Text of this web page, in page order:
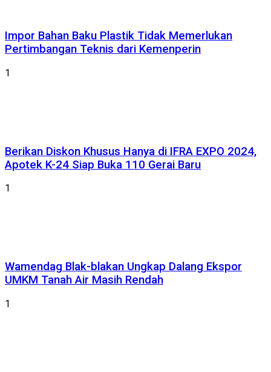
Impor Bahan Baku Plastik Tidak Memerlukan
Pertimbangan Teknis dari Kemenperin
1
Berikan Diskon Khusus Hanya di IFRA EXPO 2024,
Apotek K-24 Siap Buka 110 Gerai Baru
1
Wamendag Blak-blakan Ungkap Dalang Ekspor
UMKM Tanah Air Masih Rendah
1